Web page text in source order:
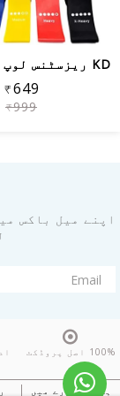
₹649
₹999
اپنے میل باکس
100% اصل پروڈکٹ
ہمارے بارے میں